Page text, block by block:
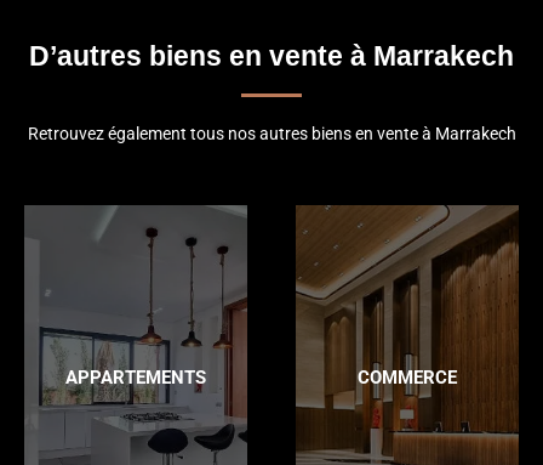
D’autres biens en vente à Marrakech
Retrouvez également tous nos autres biens en vente à Marrakech
APPARTEMENTS COMMERCE